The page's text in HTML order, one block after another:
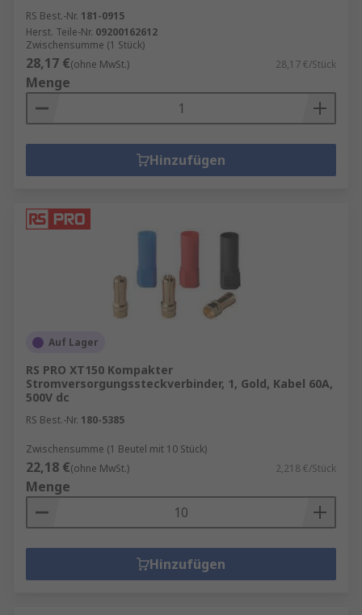
RS Best.-Nr. 181-0915
Herst. Teile-Nr. 09200162612
Zwischensumme (1 Stück)
28,17 €(ohne MwSt.) 28,17 €/Stück
Menge
Hinzufügen
Auf Lager
RS PRO XT150 Kompakter
Stromversorgungssteckverbinder, 1, Gold, Kabel 60A,
500V dc
RS Best.-Nr. 180-5385
Zwischensumme (1 Beutel mit 10 Stück)
22,18 €(ohne MwSt.) 2,218 €/Stück
Menge
Hinzufügen